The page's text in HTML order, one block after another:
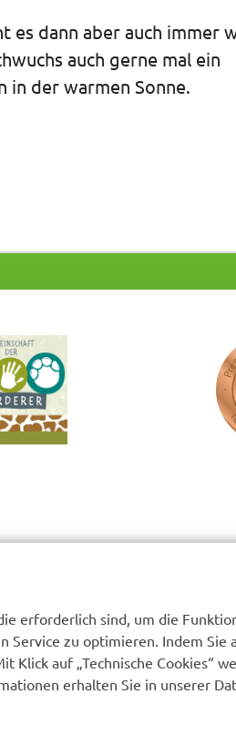
es dann aber auch immer
auch gerne mal ein
in der warmen Sonne.
erforderlich sind, um die
zu optimieren. Indem Sie
Klick auf „Technische Cookies“
erhalten Sie in unserer